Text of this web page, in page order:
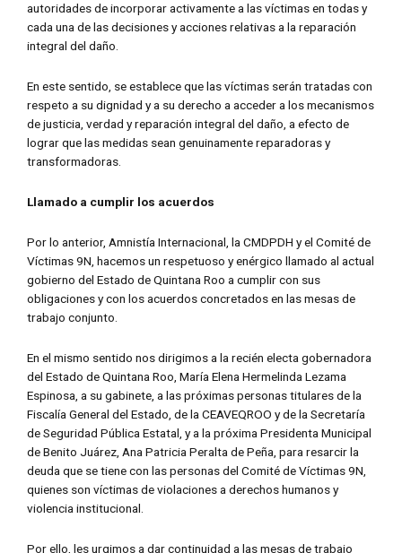
autoridades de incorporar activamente a las víctimas en todas y
cada una de las decisiones y acciones relativas a la reparación
integral del daño.
En este sentido, se establece que las víctimas serán tratadas con
respeto a su dignidad y a su derecho a acceder a los mecanismos
de justicia, verdad y reparación integral del daño, a efecto de
lograr que las medidas sean genuinamente reparadoras y
transformadoras.
Llamado a cumplir los acuerdos
Por lo anterior, Amnistía Internacional, la CMDPDH y el Comité de
Víctimas 9N, hacemos un respetuoso y enérgico llamado al actual
gobierno del Estado de Quintana Roo a cumplir con sus
obligaciones y con los acuerdos concretados en las mesas de
trabajo conjunto.
En el mismo sentido nos dirigimos a la recién electa gobernadora
del Estado de Quintana Roo, María Elena Hermelinda Lezama
Espinosa, a su gabinete, a las próximas personas titulares de la
Fiscalía General del Estado, de la CEAVEQROO y de la Secretaría
de Seguridad Pública Estatal, y a la próxima Presidenta Municipal
de Benito Juárez, Ana Patricia Peralta de Peña, para resarcir la
deuda que se tiene con las personas del Comité de Víctimas 9N,
quienes son víctimas de violaciones a derechos humanos y
violencia institucional.
Por ello, les urgimos a dar continuidad a las mesas de trabajo